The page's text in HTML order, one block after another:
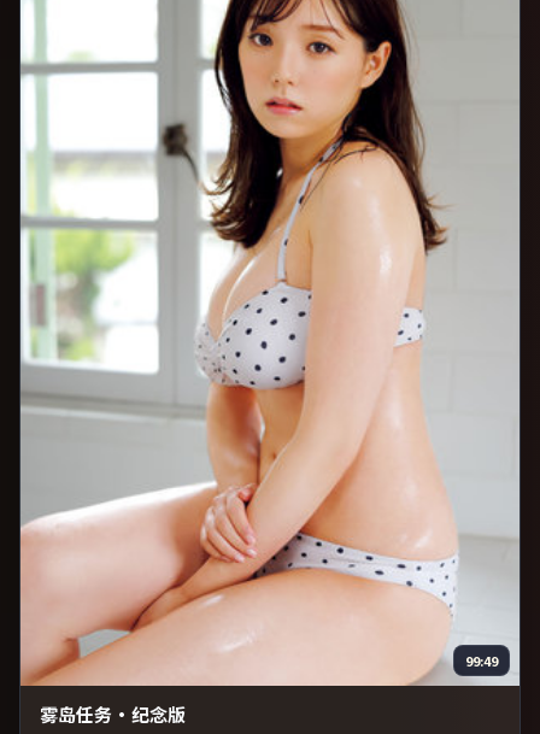
99:49
雾岛任务·纪念版